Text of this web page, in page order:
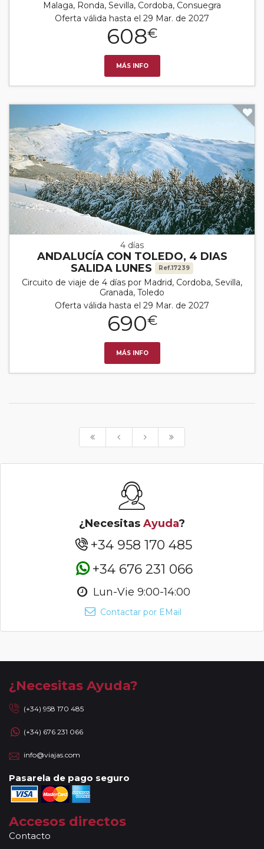
Malaga, Ronda, Sevilla, Cordoba, Consuegra
Oferta válida hasta el 29 Mar. de 2027
608€
MÁS INFO
4 días
ANDALUCÍA CON TOLEDO, 4 DIAS
SALIDA LUNES
Ref.17239
Circuito de viaje de 4 días por Madrid, Cordoba, Sevilla,
Granada, Toledo
Oferta válida hasta el 29 Mar. de 2027
690€
MÁS INFO
¿Necesitas Ayuda?
+34 958 170 485
+34 676 231 066
Lun-Vie 9:00-14:00
Contactar por EMail
¿Necesitas Ayuda?
(+34) 958 170 485
(+34) 676 231 066
info@viajas.com
Pasarela de pago seguro
Accesos directos
Contacto